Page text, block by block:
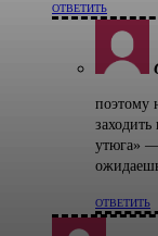
ОТВЕТИТЬ
поэтому
утюга» —
ОТВЕТИТЬ